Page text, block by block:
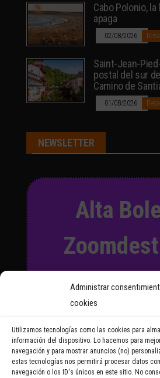
Administrar
cookies
Utilizamos tecnologías como las cookies para
información del dispositivo. Lo hacemos para
navegación y para mostrar anuncios (no)
estas tecnologías nos permitirá procesar datos
navegación o los ID's únicos en este sitio. No
Cabo Polonio,
apaga
02/08/2026
Saint-Jean-
postal del sur
Camino de
01/08/2026
NEWSLETTER
Alta
y recibirás
noticias y
Email Address